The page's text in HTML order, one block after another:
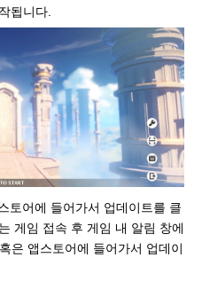
됩니다.
토어에 들어가서 업데이트를 클
게임 접속 후 게임 내 알림 창에
은 앱스토어에 들어가서 업데이